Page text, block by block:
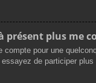
présent plus me
compte pour une
de participer